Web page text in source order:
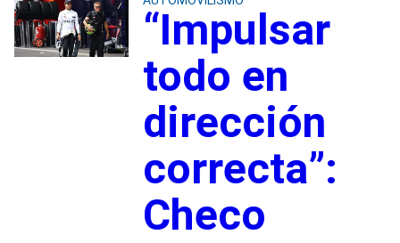
“Impulsar
todo en
dirección
correcta”:
Checo